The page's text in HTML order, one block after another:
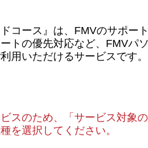
コース』は、FMVのサポー
トの優先対応など、FMVパ
用いただけるサービスです。
スのため、「サービス対象
を選択してください。